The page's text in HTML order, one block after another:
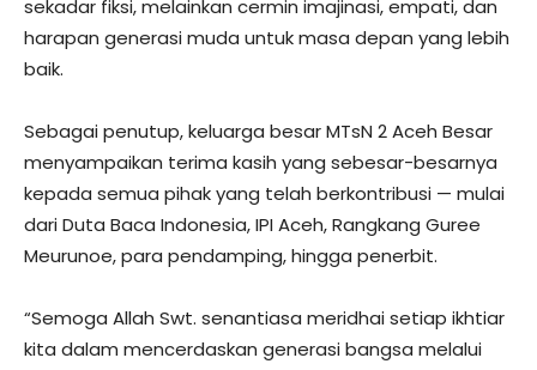
sekadar fiksi, melainkan cermin imajinasi, empati, dan
harapan generasi muda untuk masa depan yang lebih
baik.
Sebagai penutup, keluarga besar MTsN 2 Aceh Besar
menyampaikan terima kasih yang sebesar-besarnya
kepada semua pihak yang telah berkontribusi — mulai
dari Duta Baca Indonesia, IPI Aceh, Rangkang Guree
Meurunoe, para pendamping, hingga penerbit.
“Semoga Allah Swt. senantiasa meridhai setiap ikhtiar
kita dalam mencerdaskan generasi bangsa melalui